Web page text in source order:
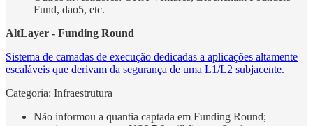
Fund, dao5, etc.
AltLayer - Funding Round
Sistema de camadas de execução dedicadas a aplicações altamente
escaláveis ​​que derivam da segurança de uma L1/L2 subjacente.
Categoria: Infraestrutura
Não informou a quantia captada em Funding Round;